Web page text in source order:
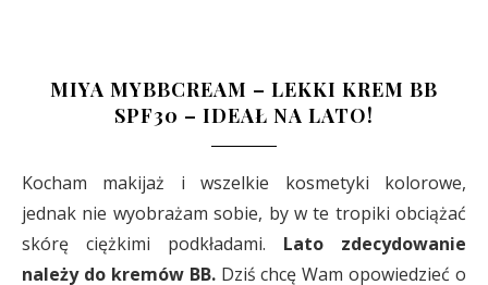
MIYA MYBBCREAM – LEKKI KREM BB
SPF30 – IDEAŁ NA LATO!
Kocham makijaż i wszelkie kosmetyki kolorowe,
jednak nie wyobrażam sobie, by w te tropiki obciążać
skórę ciężkimi podkładami. Lato zdecydowanie
należy do kremów BB.Dziś chcę Wam opowiedzieć o